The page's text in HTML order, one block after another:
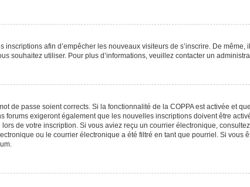
inscriptions afin d’empêcher les nouveaux visiteurs de s’inscrire. De
souhaitez utiliser. Pour plus d’informations, veuillez contacter un
de passe soient corrects. Si la fonctionnalité de la COPPA est activée et
forums exigeront également que les nouvelles inscriptions doivent être
de votre inscription. Si vous aviez reçu un courrier électronique,
ou le courrier électronique a été filtré en tant que pourriel. Si vous